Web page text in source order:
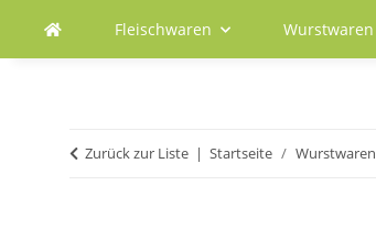
Fleischwaren Wurstwaren
Zurück zur Liste Startseite Wurstwaren